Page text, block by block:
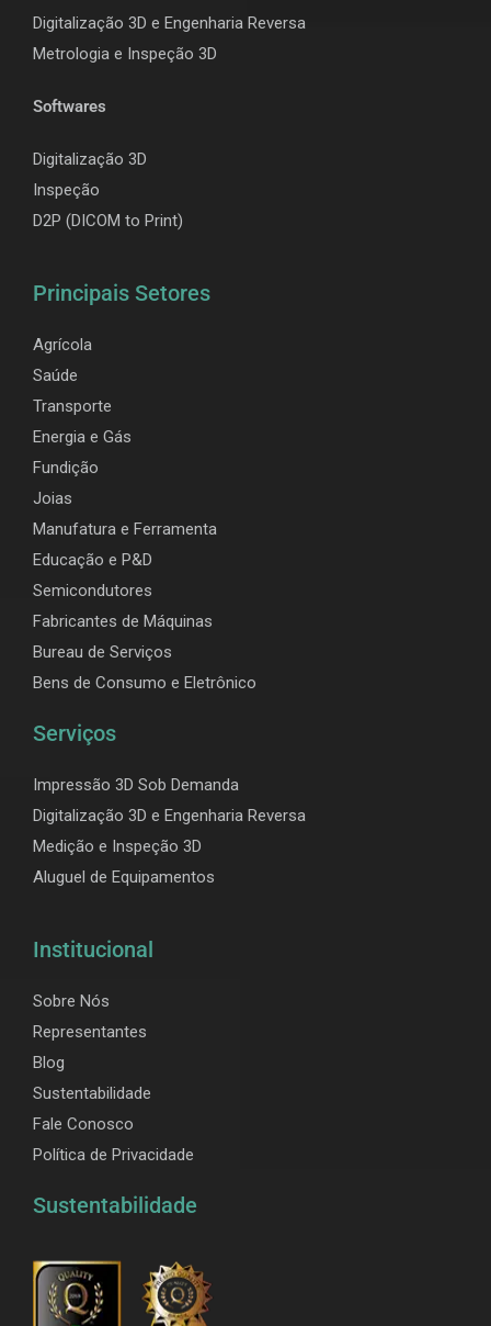
Digitalização 3D e Engenharia Reversa
Metrologia e Inspeção 3D
Softwares
Digitalização 3D
Inspeção
D2P (DICOM to Print)
Principais Setores
Agrícola
Saúde
Transporte
Energia e Gás
Fundição
Joias
Manufatura e Ferramenta
Educação e P&D
Semicondutores
Fabricantes de Máquinas
Bureau de Serviços
Bens de Consumo e Eletrônico
Serviços
Impressão 3D Sob Demanda
Digitalização 3D e Engenharia Reversa
Medição e Inspeção 3D
Aluguel de Equipamentos
Institucional
Sobre Nós
Representantes
Blog
Sustentabilidade
Fale Conosco
Política de Privacidade
Sustentabilidade